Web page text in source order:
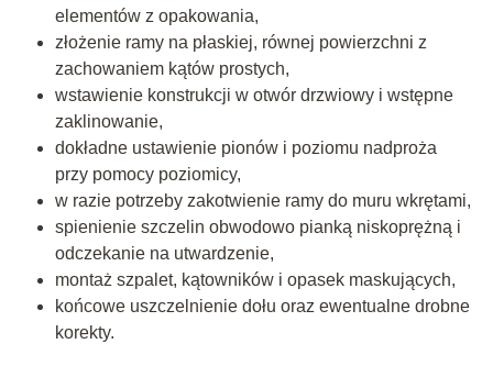
elementów z opakowania,
złożenie ramy na płaskiej, równej powierzchni z
zachowaniem kątów prostych,
wstawienie konstrukcji w otwór drzwiowy i wstępne
zaklinowanie,
dokładne ustawienie pionów i poziomu nadproża
przy pomocy poziomicy,
w razie potrzeby zakotwienie ramy do muru wkrętami,
spienienie szczelin obwodowo pianką niskoprężną i
odczekanie na utwardzenie,
montaż szpalet, kątowników i opasek maskujących,
końcowe uszczelnienie dołu oraz ewentualne drobne
korekty.